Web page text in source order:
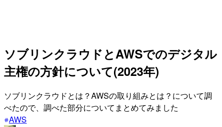
ソブリンクラウドとAWSでのデジタル
主権の方針について(2023年)
ソブリンクラウドとは？AWSの取り組みとは？について調
べたので、調べた部分についてまとめてみました
AWS